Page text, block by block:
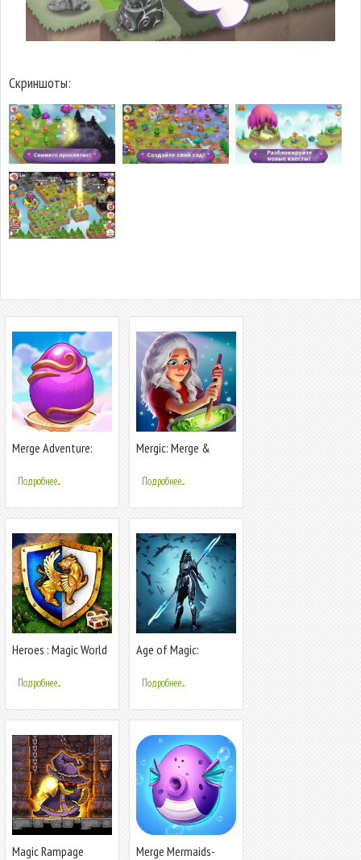
Скриншоты:
Merge Adventure:
Подробнее...
Mergic: Merge &
Подробнее...
Heroes : Magic World
Подробнее...
Age of Magic:
легендарными
героями
Подробнее...
Magic Rampage
Merge Mermaids-